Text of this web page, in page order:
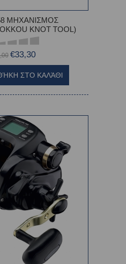
ΜΗΧΑΝΙΣΜΟΣ
KNOT TOOL)
€33,30